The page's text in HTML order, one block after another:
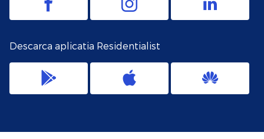
Descarca aplicatia Residentialist